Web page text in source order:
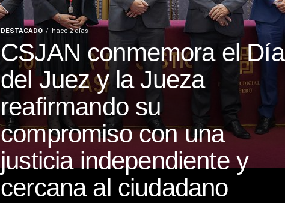
DESTACADO hace 2 días
CSJAN conmemora el Día
del Juez y la Jueza
reafirmando su
compromiso con una
justicia independiente y
cercana al ciudadano